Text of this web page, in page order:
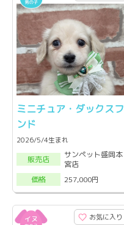
ミニチュア・ダックスフ
ンド
2026/5/4生まれ
販売店
サンペット盛岡本
宮店
価格
257,000円
お気に入り